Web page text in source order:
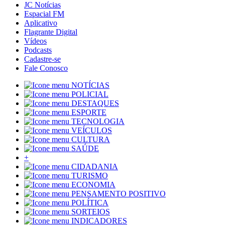
JC Notícias
Espacial FM
Aplicativo
Flagrante Digital
Vídeos
Podcasts
Cadastre-se
Fale Conosco
NOTÍCIAS
POLICIAL
DESTAQUES
ESPORTE
TECNOLOGIA
VEÍCULOS
CULTURA
SAÚDE
+
CIDADANIA
TURISMO
ECONOMIA
PENSAMENTO POSITIVO
POLÍTICA
SORTEIOS
INDICADORES